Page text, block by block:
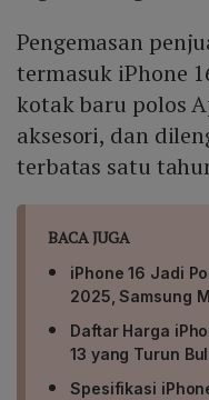
Pengemasan
termasuk iPhone
kotak baru polos
aksesori, dan
terbatas satu
BACA JUGA
iPhone 16 Jadi
2025, Samsung
Daftar Harga
13 yang Turun
Spesifikasi